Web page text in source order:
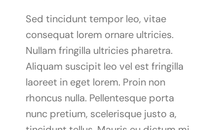
Sed tincidunt tempor leo, vitae
consequat lorem ornare ultricies.
Nullam fringilla ultricies pharetra.
Aliquam suscipit leo vel est fringilla
laoreet in eget lorem. Proin non
rhoncus nulla. Pellentesque porta
nunc pretium, scelerisque justo a,